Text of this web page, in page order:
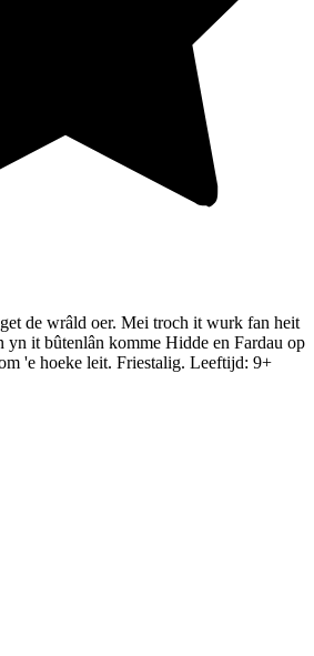
de wrâld oer. Mei troch it wurk fan heit
yn it bûtenlân komme Hidde en Fardau op
'e hoeke leit. Friestalig. Leeftijd: 9+